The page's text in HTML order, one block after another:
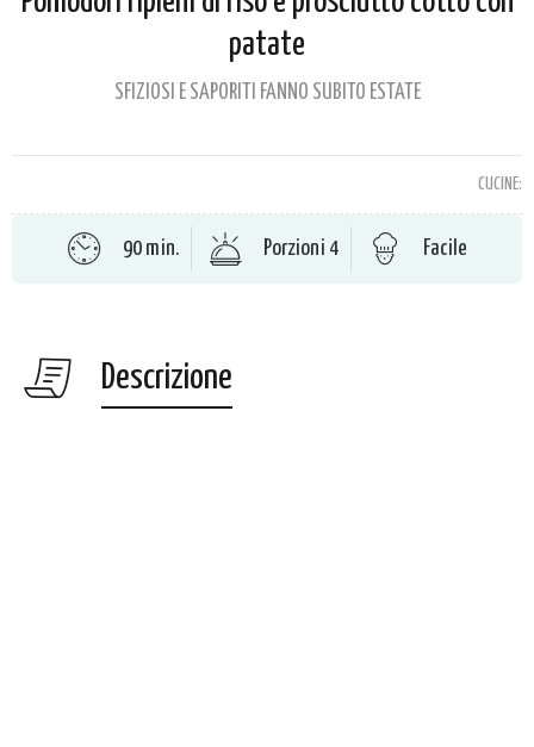
patate
SFIZIOSI E SAPORITI FANNO SUBITO ESTATE
CUCINE:
90 min. Porzioni 4 Facile
Descrizione